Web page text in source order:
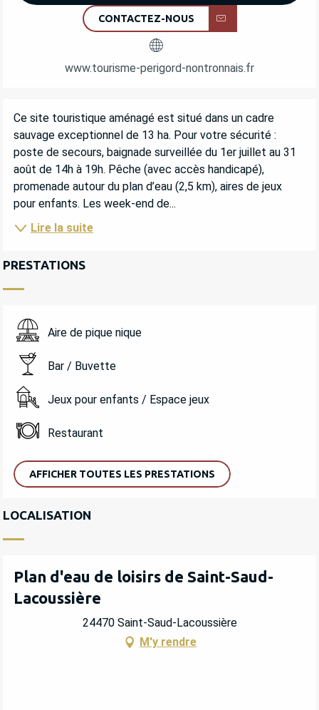
CONTACTEZ-NOUS
www.tourisme-perigord-nontronnais.fr
DESCRIPTION
Ce site touristique aménagé est situé dans un cadre
sauvage exceptionnel de 13 ha. Pour votre sécurité :
poste de secours, baignade surveillée du 1er juillet au 31
août de 14h à 19h. Pêche (avec accès handicapé),
promenade autour du plan d’eau (2,5 km), aires de jeux
pour enfants. Les week-end de...
Lire la suite
PRESTATIONS
Aire de pique nique
Bar / Buvette
Jeux pour enfants / Espace jeux
Restaurant
AFFICHER TOUTES LES PRESTATIONS
LOCALISATION
Plan d'eau de loisirs de Saint-Saud-
Lacoussière
24470 Saint-Saud-Lacoussière
M'y rendre